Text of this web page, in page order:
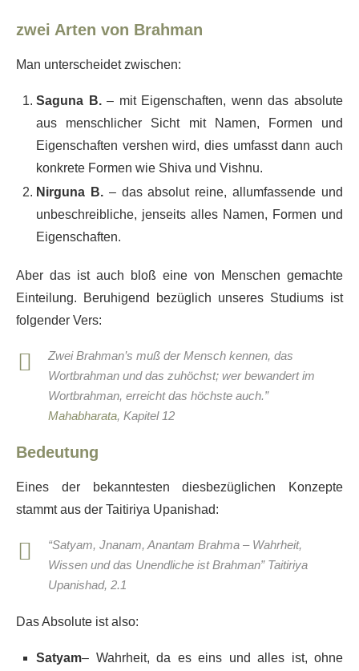
zwei Arten von Brahman
Man unterscheidet zwischen:
Saguna B.– mit Eigenschaften, wenn das absolute
aus menschlicher Sicht mit Namen, Formen und
Eigenschaften vershen wird, dies umfasst dann auch
konkrete Formen wie Shiva und Vishnu.
Nirguna B.– das absolut reine, allumfassende und
unbeschreibliche, jenseits alles Namen, Formen und
Eigenschaften.
Aber das ist auch bloß eine von Menschen gemachte
Einteilung. Beruhigend bezüglich unseres Studiums ist
folgender Vers:
Zwei Brahman’s muß der Mensch kennen, das
Wortbrahman und das zuhöchst; wer bewandert im
Wortbrahman, erreicht das höchste auch.”
Mahabharata, Kapitel 12
Bedeutung
Eines der bekanntesten diesbezüglichen Konzepte
stammt aus der Taitiriya Upanishad:
“Satyam, Jnanam, Anantam Brahma – Wahrheit,
Wissen und das Unendliche ist Brahman” Taitiriya
Upanishad, 2.1
Das Absolute ist also:
Satyam– Wahrheit, da es eins und alles ist, ohne